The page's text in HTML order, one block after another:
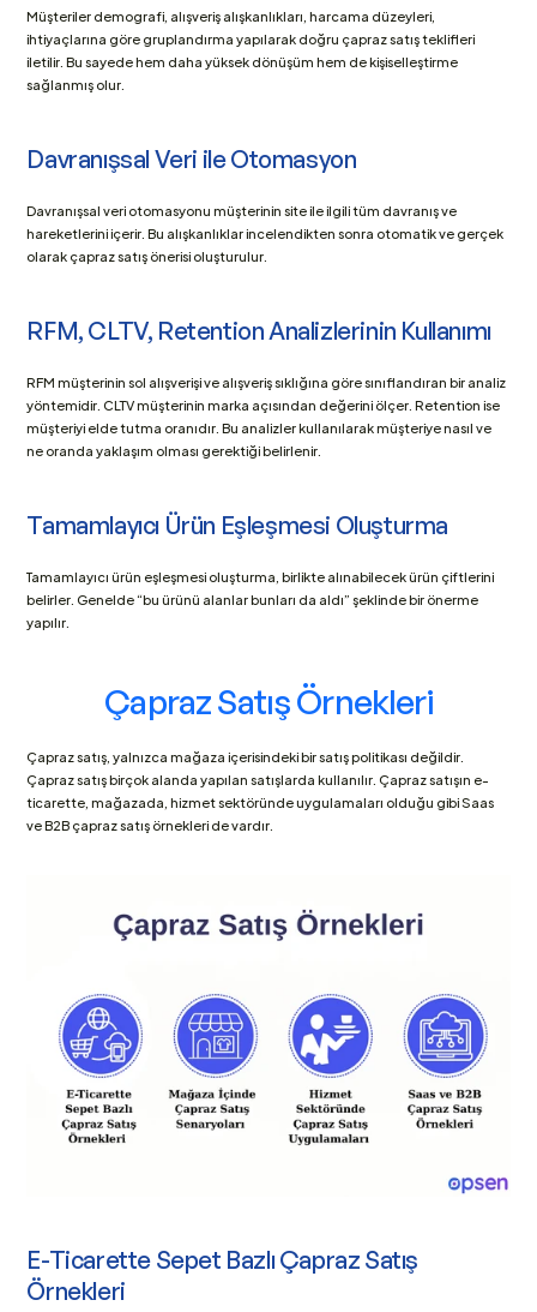
Müşteriler demografi, alışveriş alışkanlıkları, harcama düzeyleri,
ihtiyaçlarına göre gruplandırma yapılarak doğru çapraz satış teklifleri
iletilir. Bu sayede hem daha yüksek dönüşüm hem de kişiselleştirme
sağlanmış olur.
Davranışsal Veri ile Otomasyon
Davranışsal veri otomasyonu müşterinin site ile ilgili tüm davranış ve
hareketlerini içerir. Bu alışkanlıklar incelendikten sonra otomatik ve gerçek
olarak çapraz satış önerisi oluşturulur.
RFM, CLTV, Retention Analizlerinin Kullanımı
RFM müşterinin sol alışverişi ve alışveriş sıklığına göre sınıflandıran bir analiz
yöntemidir. CLTV müşterinin marka açısından değerini ölçer. Retention ise
müşteriyi elde tutma oranıdır. Bu analizler kullanılarak müşteriye nasıl ve
ne oranda yaklaşım olması gerektiği belirlenir.
Tamamlayıcı Ürün Eşleşmesi Oluşturma
Tamamlayıcı ürün eşleşmesi oluşturma, birlikte alınabilecek ürün çiftlerini
belirler. Genelde “bu ürünü alanlar bunları da aldı” şeklinde bir önerme
yapılır.
Çapraz Satış Örnekleri
Çapraz satış, yalnızca mağaza içerisindeki bir satış politikası değildir.
Çapraz satış birçok alanda yapılan satışlarda kullanılır. Çapraz satışın e-
ticarette, mağazada, hizmet sektöründe uygulamaları olduğu gibi Saas
ve B2B çapraz satış örnekleri de vardır.
E-Ticarette Sepet Bazlı Çapraz Satış
Örnekleri